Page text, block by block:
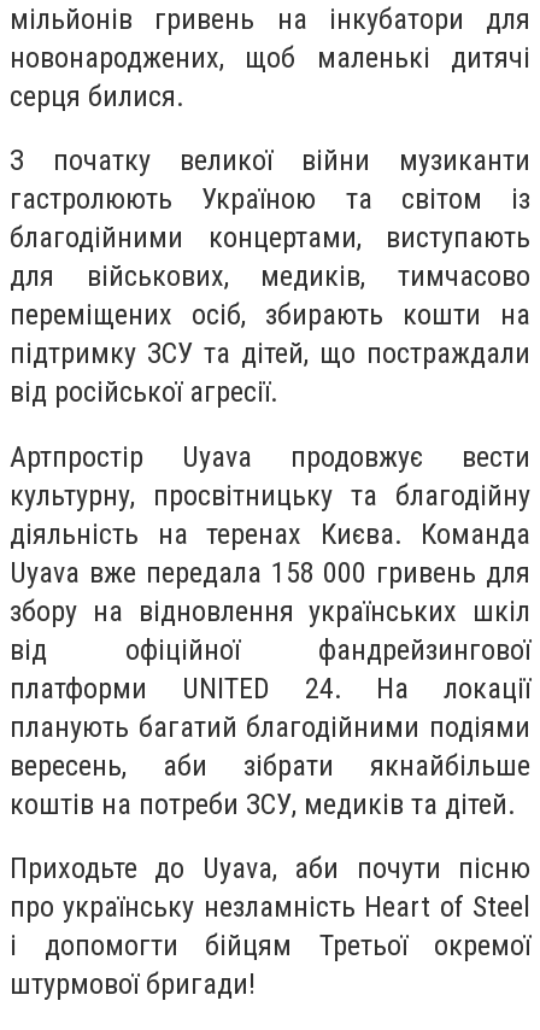
мільйонів гривень на інкубатори для
новонароджених, щоб маленькі дитячі
серця билися.
З початку великої війни музиканти
гастролюють Україною та світом із
благодійними концертами, виступають
для військових, медиків, тимчасово
переміщених осіб, збирають кошти на
підтримку ЗСУ та дітей, що постраждали
від російської агресії.
Артпростір Uyava продовжує вести
культурну, просвітницьку та благодійну
діяльність на теренах Києва. Команда
Uyava вже передала 158 000 гривень для
збору на відновлення українських шкіл
від офіційної фандрейзингової
платформи UNITED 24. На локації
планують багатий благодійними подіями
вересень, аби зібрати якнайбільше
коштів на потреби ЗСУ, медиків та дітей.
Приходьте до Uyava, аби почути пісню
про українську незламність Heart of Steel
і допомогти бійцям Третьої окремої
штурмової бригади!